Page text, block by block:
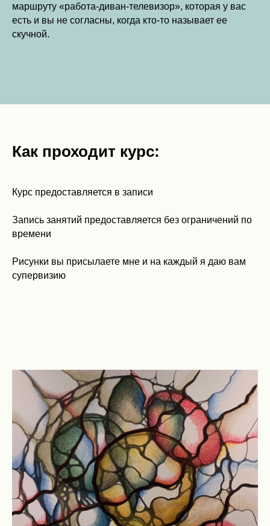
маршруту «работа-диван-телевизор», которая у вас
есть и вы не согласны, когда кто-то называет ее
скучной.
Как проходит курс:
Курс предоставляется в записи
Запись занятий предоставляется без ограничений по
времени
Рисунки вы присылаете мне и на каждый я даю вам
супервизию